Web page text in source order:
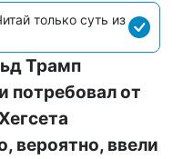
только суть из
Трамп
потребовал от
вероятно, ввели